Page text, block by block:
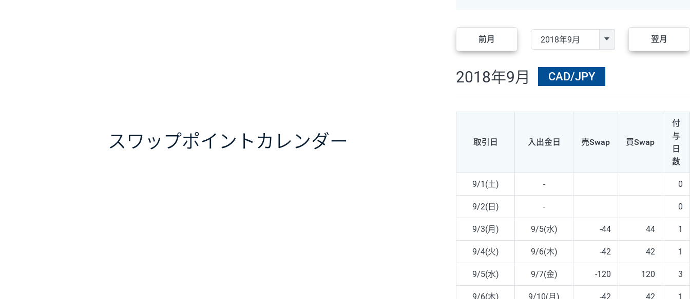
スワップポイント カレンダー
前月 翌月
2018年9月 CAD/JPY
取引日 入出金日 売Swap 買Swap
付
与
日
数
9/1(土) - 0
9/2(日) - 0
9/3(月) 9/5(水) -44 44 1
9/4(火) 9/6(木) -42 42 1
9/5(水) 9/7(金) -120 120 3
9/6(木) 9/10(月) -42 42 1